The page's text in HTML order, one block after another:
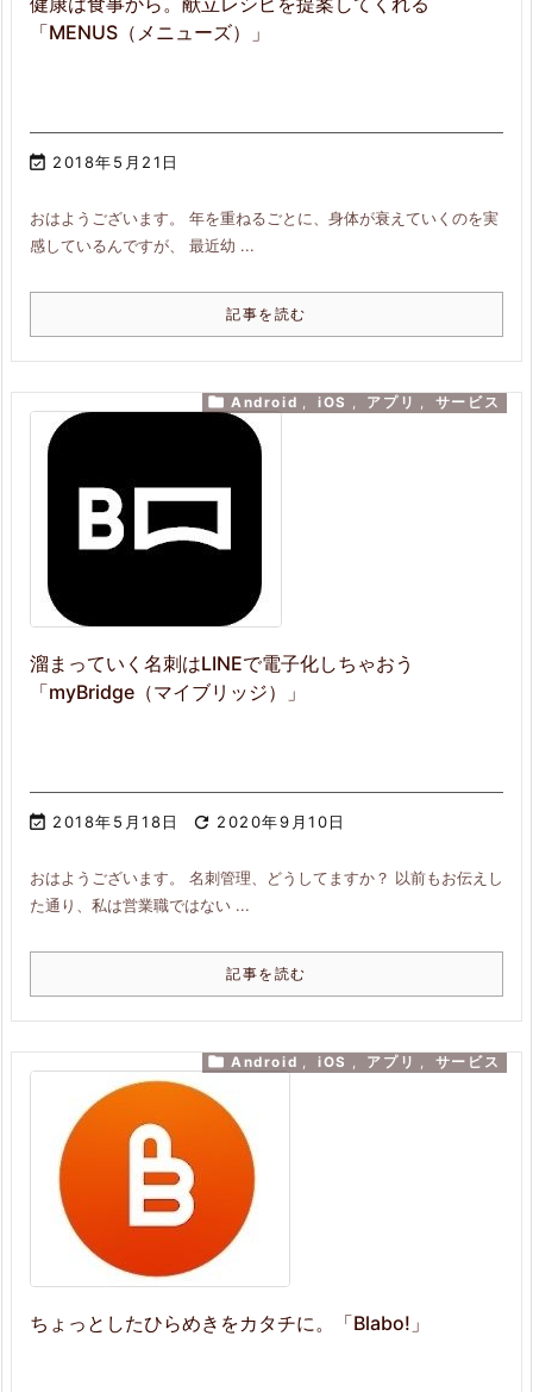
「MENUS（メニューズ）」
 2018年5月21日
おはようございます。 年を重ねるごとに、身体が衰えていくのを実
感しているんですが、 最近幼 ...
記事を読む
溜まっていく名刺はLINEで電子化しちゃおう
「myBridge（マイブリッジ）」
 2018年5月18日  2020年9月10日
 Android , iOS , アプリ , サービス
おはようございます。 名刺管理、どうしてますか？ 以前もお伝えし
た通り、私は営業職ではない ...
記事を読む
ちょっとしたひらめきをカタチに。「Blabo!」
 Android , iOS , アプリ , サービス